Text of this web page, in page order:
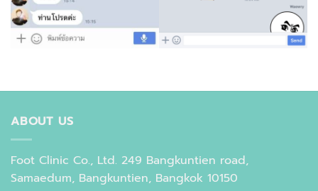
ABOUT US
Foot Clinic Co., Ltd. 249 Bangkuntien road,
Samaedum, Bangkuntien, Bangkok 10150